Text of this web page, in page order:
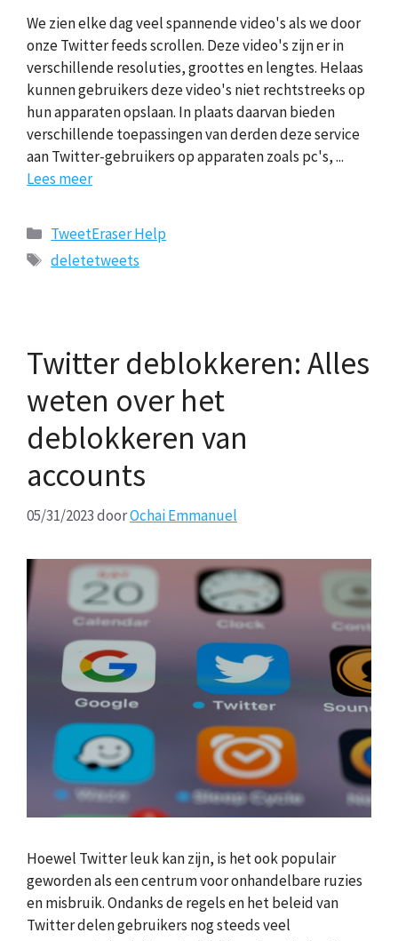
We zien elke dag veel spannende video's als we door
onze Twitter feeds scrollen. Deze video's zijn er in
verschillende resoluties, groottes en lengtes. Helaas
kunnen gebruikers deze video's niet rechtstreeks op
hun apparaten opslaan. In plaats daarvan bieden
verschillende toepassingen van derden deze service
aan Twitter-gebruikers op apparaten zoals pc's, ...
Lees meer
Categorieën
TweetEraser Help
Tags
deletetweets
Twitter deblokkeren: Alles
weten over het
deblokkeren van
accounts
05/31/2023doorOchai Emmanuel
Hoewel Twitter leuk kan zijn, is het ook populair
geworden als een centrum voor onhandelbare ruzies
en misbruik. Ondanks de regels en het beleid van
Twitter delen gebruikers nog steeds veel